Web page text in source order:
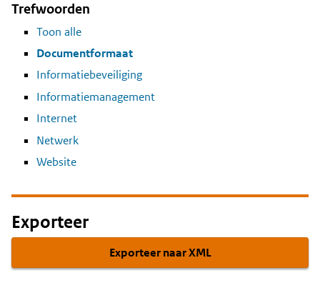
Trefwoorden
Toon alle
Documentformaat
Informatiebeveiliging
Informatiemanagement
Internet
Netwerk
Website
Exporteer
Exporteer naar XML